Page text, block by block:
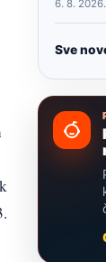
6. 8. 2026.
Sve